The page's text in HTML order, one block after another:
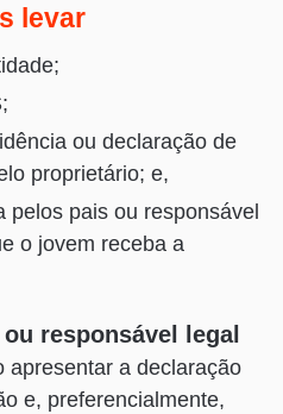
levar
ou declaração de
proprietário; e,
pelos pais ou responsável
o jovem receba a
responsável legal
apresentar a declaração
e, preferencialmente,